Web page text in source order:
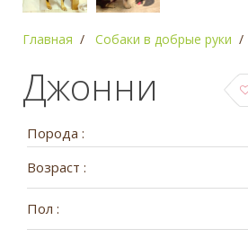
Главная Собаки в добрые руки
Джонни
Порода :
Возраст :
Пол :